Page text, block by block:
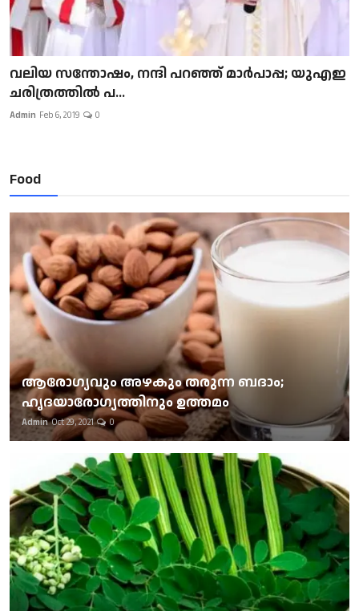
വലിയ സന്തോഷം, നന്ദി പറഞ്ഞ് മാർപാപ്പ; യുഎഇ
ചരിത്രത്തിൽ പ...
Admin Feb 6, 2019 0
Food
ആരോഗ്യവും അഴകും തരുന്ന ബദാം;
ഹൃദയാരോഗ്യത്തിനും ഉത്തമം
Admin Oct 29, 2021 0